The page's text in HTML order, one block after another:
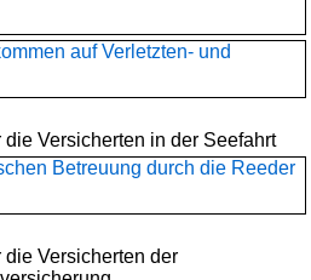
auf Verletzten- und
Versicherten in der Seefahrt
Betreuung durch die Reeder
die Versicherten der